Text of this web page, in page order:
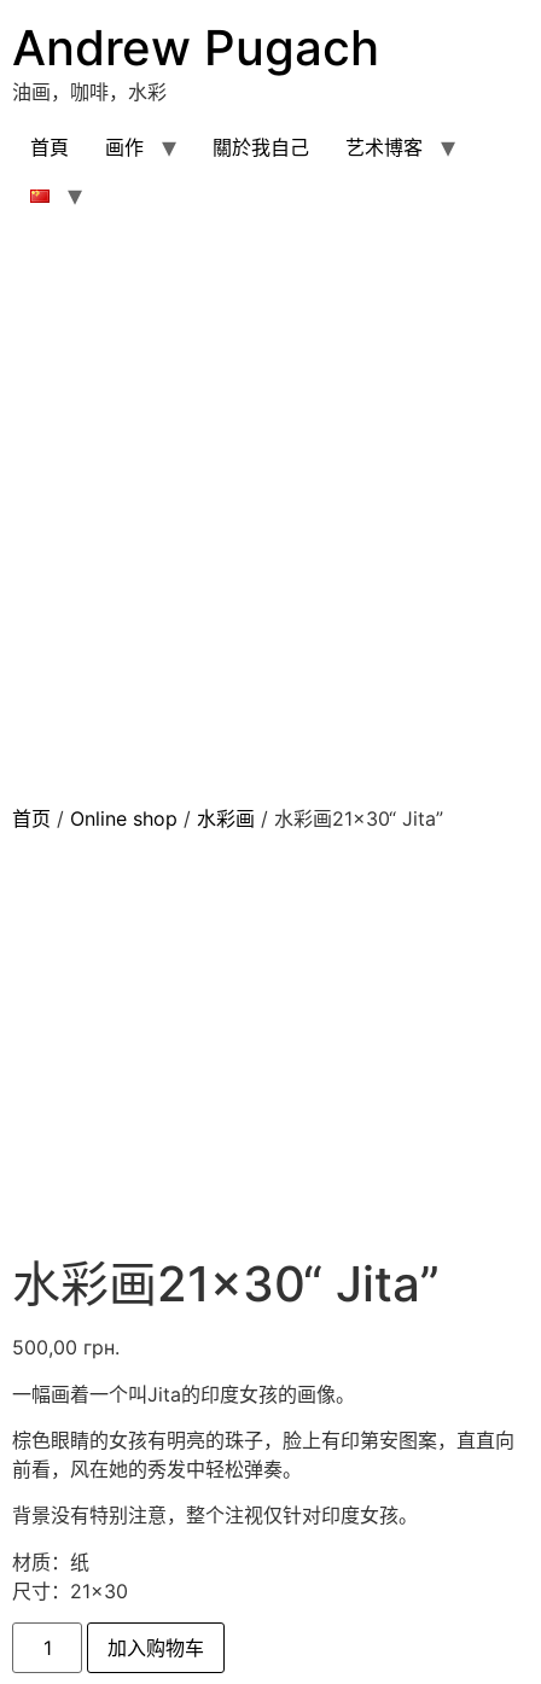
内
容
Andrew Pugach
油画，咖啡，水彩
首頁 画作 關於我自己 艺术博客
首页 / Online shop / 水彩画 / 水彩画21×30“ Jita”
水彩画21×30“ Jita”
500,00 грн.
一幅画着一个叫Jita的印度女孩的画像。
棕色眼睛的女孩有明亮的珠子，脸上有印第安图案，直直向
前看，风在她的秀发中轻松弹奏。
背景没有特别注意，整个注视仅针对印度女孩。
材质：纸
尺寸：21×30
水
画
加入购物车